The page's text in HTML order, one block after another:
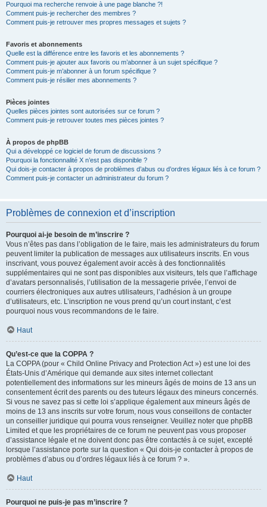
Pourquoi ma recherche renvoie à une page blanche ?!
Comment puis-je rechercher des membres ?
Comment puis-je retrouver mes propres messages et sujets ?
Favoris et abonnements
Quelle est la différence entre les favoris et les abonnements ?
Comment puis-je ajouter aux favoris ou m’abonner à un sujet spécifique ?
Comment puis-je m’abonner à un forum spécifique ?
Comment puis-je résilier mes abonnements ?
Pièces jointes
Quelles pièces jointes sont autorisées sur ce forum ?
Comment puis-je retrouver toutes mes pièces jointes ?
À propos de phpBB
Qui a développé ce logiciel de forum de discussions ?
Pourquoi la fonctionnalité X n’est pas disponible ?
Qui dois-je contacter à propos de problèmes d’abus ou d’ordres légaux liés à ce forum ?
Comment puis-je contacter un administrateur du forum ?
Problèmes de connexion et d’inscription
Pourquoi ai-je besoin de m’inscrire ?
Vous n’êtes pas dans l’obligation de le faire, mais les administrateurs du forum
peuvent limiter la publication de messages aux utilisateurs inscrits. En vous
inscrivant, vous pouvez également avoir accès à des fonctionnalités
supplémentaires qui ne sont pas disponibles aux visiteurs, tels que l’affichage
d’avatars personnalisés, l’utilisation de la messagerie privée, l’envoi de
courriers électroniques aux autres utilisateurs, l’adhésion à un groupe
d’utilisateurs, etc. L’inscription ne vous prend qu’un court instant, c’est
pourquoi nous vous recommandons de le faire.
Haut
Qu’est-ce que la COPPA ?
La COPPA (pour « Child Online Privacy and Protection Act ») est une loi des
États-Unis d’Amérique qui demande aux sites internet collectant
potentiellement des informations sur les mineurs âgés de moins de 13 ans un
consentement écrit des parents ou des tuteurs légaux des mineurs concernés.
Si vous ne savez pas si cette loi s’applique également aux mineurs âgés de
moins de 13 ans inscrits sur votre forum, nous vous conseillons de contacter
un conseiller juridique qui pourra vous renseigner. Veuillez noter que phpBB
Limited et que les propriétaires de ce forum ne peuvent pas vous proposer
d’assistance légale et ne doivent donc pas être contactés à ce sujet, excepté
lorsque l’assistance porte sur la question « Qui dois-je contacter à propos de
problèmes d’abus ou d’ordres légaux liés à ce forum ? ».
Haut
Pourquoi ne puis-je pas m’inscrire ?